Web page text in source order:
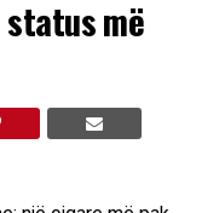
më